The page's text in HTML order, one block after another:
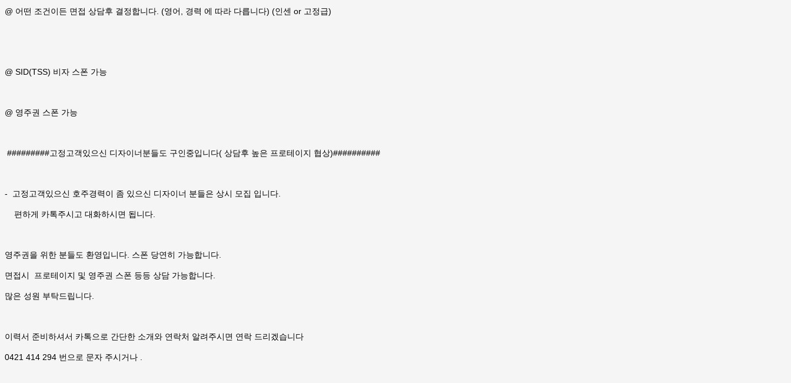
@ 어떤 조건이든 면접 상담후 결정합니다. (영어, 경력 에 따라 다릅니다) (인센 or 고정급)
@ SID(TSS) 비자 스폰 가능
@ 영주권 스폰 가능
#########고정고객있으신 디자이너분들도 구인중입니다( 상담후 높은 프로테이지 협상)##########
- 고정고객있으신 호주경력이 좀 있으신 디자이너 분들은 상시 모집 입니다.
편하게 카톡주시고 대화하시면 됩니다.
영주권을 위한 분들도 환영입니다. 스폰 당연히 가능합니다.
면접시 프로테이지 및 영주권 스폰 등등 상담 가능합니다.
많은 성원 부탁드립니다.
이력서 준비하셔서 카톡으로 간단한 소개와 연락처 알려주시면 연락 드리겠습니다
0421 414 294 번으로 문자 주시거나 .